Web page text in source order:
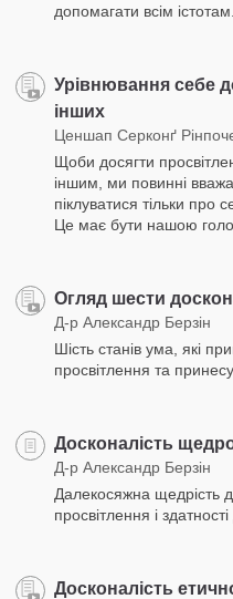
допомагати всім істотам.
Урівнювання себе
інших
Ценшап Серконґ
Щоби досягти
іншим, ми повинні
піклуватися тільки про
Це має бути нашою
Огляд шести
Д-р Александр Берзін
Шість станів ума, які
просвітлення та
Досконалість
Д-р Александр Берзін
Далекосяжна щедрість
просвітлення і
Досконалість